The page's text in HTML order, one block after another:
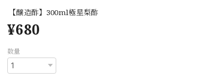
【醸造酢】300ml極星梨酢
¥680
数量